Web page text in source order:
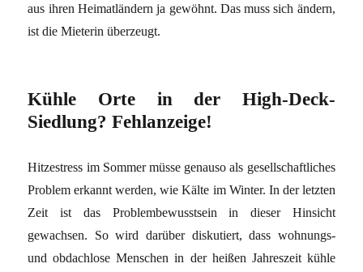
aus ihren Heimatländern ja gewöhnt. Das muss sich ändern,
ist die Mieterin überzeugt.
Kühle Orte in der High-Deck-
Siedlung? Fehlanzeige!
Hitzestress im Sommer müsse genauso als gesellschaftliches
Problem erkannt werden, wie Kälte im Winter. In der letzten
Zeit ist das Problembewusstsein in dieser Hinsicht
gewachsen. So wird darüber diskutiert, dass wohnungs-
und obdachlose Menschen in der heißen Jahreszeit kühle